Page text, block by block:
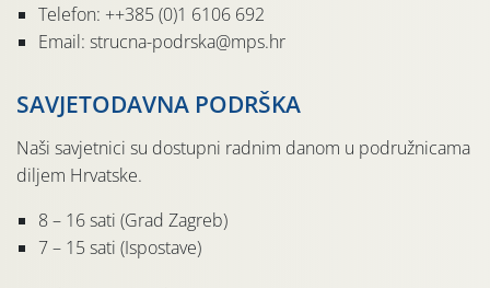
Telefon: ++385 (0)1 6106 692
Email: strucna-podrska@mps.hr
SAVJETODAVNA PODRŠKA
Naši savjetnici su dostupni radnim danom u podružnicama
diljem Hrvatske.
8 – 16 sati (Grad Zagreb)
7 – 15 sati (Ispostave)